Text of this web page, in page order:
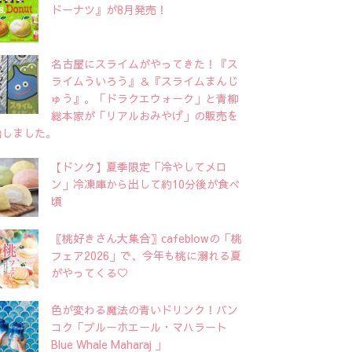
ドーナツ』が8月発売！
名古屋にスライムがやってきた！『ス
ライムういろう』＆『スライムまんじ
ゅう』。「ドラクエウォーク」と青柳
総本家が「リアルおみやげ」の販売を
ました。
【ドンク】夏季限定「冷やしてメロ
ン」冷凍庫から出して約10分後が食べ
頃
〖桃好きさん大集合〗cafeblowの「桃
フェア2026」で、今年も桃に溺れる夏
がやってくる♡
色が変わる魔法の青いドリンク！バン
コク「ブルーホエール・マハラート
Blue Whale Maharaj 」